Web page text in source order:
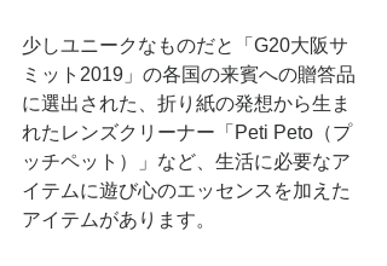
少しユニークなものだと「G20大阪サ
ミット2019」の各国の来賓への贈答品
に選出された、折り紙の発想から生ま
れたレンズクリーナー「Peti Peto（プ
ッチペット）」など、生活に必要なア
イテムに遊び心のエッセンスを加えた
アイテムがあります。